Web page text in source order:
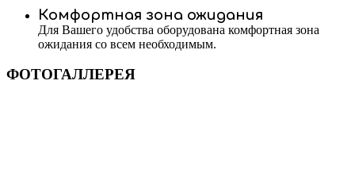
Комфортная зона ожидания
Для Вашего удобства оборудована комфортная зона
ожидания со всем необходимым.
ФОТОГАЛЛЕРЕЯ